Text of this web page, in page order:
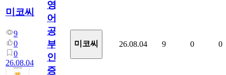
미코씨
9
0
0
26.08.04
영
어
공
부
인
증
미코씨 26.08.04 9 0 0